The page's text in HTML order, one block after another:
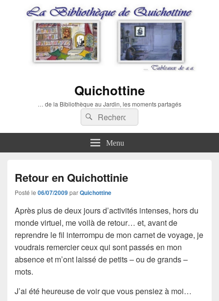
Quichottine
… de la Bibliothèque au Jardin, les moments partagés
Recherche :
Rechercher
Menu
Retour en Quichottinie
Posté le 06/07/2009parQuichottine
Après plus de deux jours d’activités intenses, hors du
monde virtuel, me voilà de retour… et, avant de
reprendre le fil interrompu de mon carnet de voyage, je
voudrais remercier ceux qui sont passés en mon
absence et m’ont laissé de petits – ou de grands –
mots.
J’ai été heureuse de voir que vous pensiez à moi…